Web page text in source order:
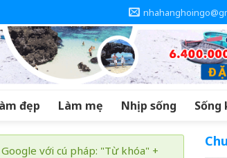
đẹp Làm mẹ Nhịp sống Sống
với cú pháp: "Từ khóa" +